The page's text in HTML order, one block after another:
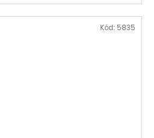
Kód: 5835